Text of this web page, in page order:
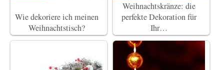
Wie dekoriere ich meinen
Weihnachtstisch?
Weihnachtskränze: die
perfekte Dekoration für
Ihr…